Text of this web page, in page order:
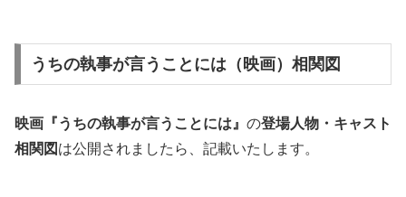
うちの執事が言うことには（映画）相関図
映画『うちの執事が言うことには』 の登場人物・キャスト
相関図 は公開されましたら、記載いたします。